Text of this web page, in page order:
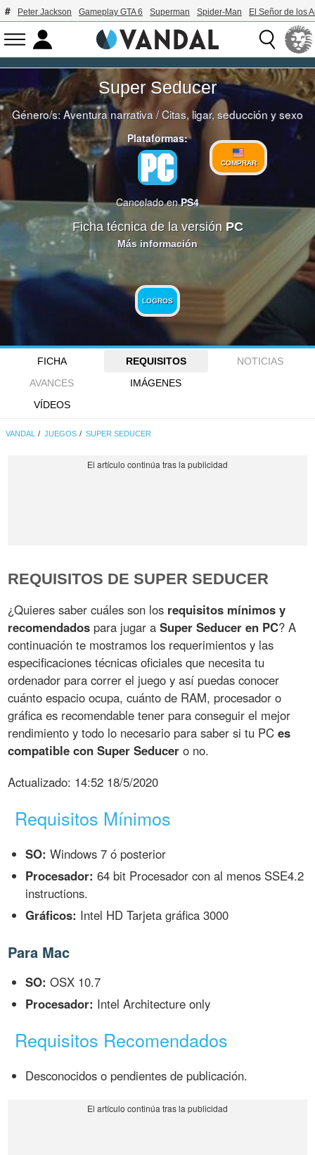
Peter Jackson Gameplay GTA 6 Superman Spider-Man El Señor de los
Super Seducer
Género/s:Aventura narrativa /Citas, ligar, seducción y sexo
Plataformas:
COMPRAR
Cancelado enPS4
Ficha técnica de la versión PC
Más información
LOGROS
FICHA REQUISITOS
NOTICIAS
AVANCES
IMÁGENES
VÍDEOS
VANDAL JUEGOS SUPER SEDUCER
REQUISITOS DE SUPER SEDUCER
¿Quieres saber cuáles son los requisitos mínimos y
recomendados para jugar aSuper Seducer en PC? A
continuación te mostramos los requerimientos y las
especificaciones técnicas oficiales que necesita tu
ordenador para correr el juego y así puedas conocer
cuánto espacio ocupa, cuánto de RAM, procesador o
gráfica es recomendable tener para conseguir el mejor
rendimiento y todo lo necesario para saber si tu PCes
compatible con Super Seducer o no.
Actualizado: 14:52 18/5/2020
Requisitos Mínimos
SO: Windows 7 ó posterior
Procesador: 64 bit Procesador con al menos SSE4.2
instructions.
Gráficos: Intel HD Tarjeta gráfica 3000
Para Mac
SO: OSX 10.7
Procesador: Intel Architecture only
Requisitos Recomendados
Desconocidos o pendientes de publicación.